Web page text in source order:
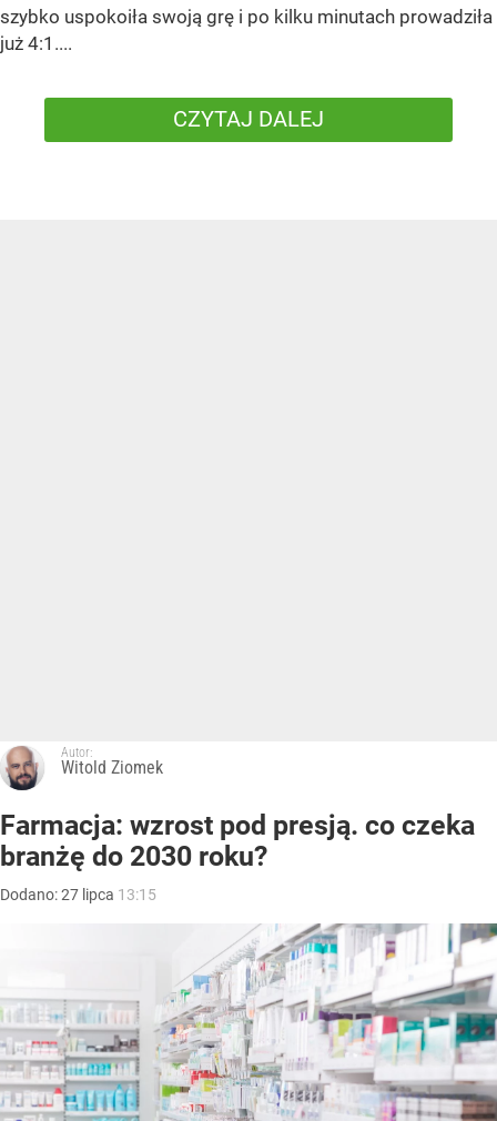
szybko uspokoiła swoją grę i po kilku minutach prowadziła
już 4:1....
CZYTAJ DALEJ
Autor:
Witold Ziomek
Farmacja: wzrost pod presją. co czeka
branżę do 2030 roku?
Dodano:27 lipca 13:15